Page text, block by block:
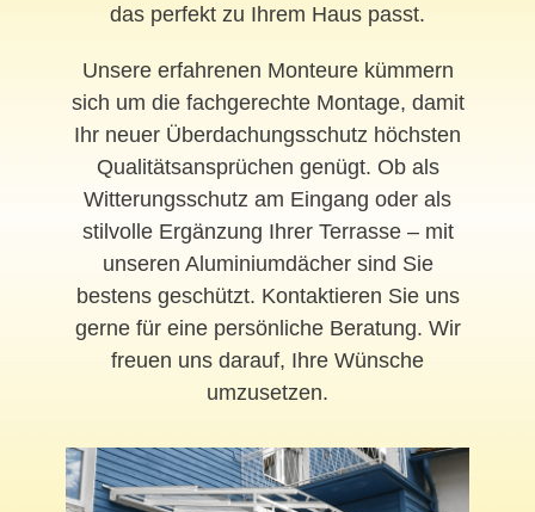
das perfekt zu Ihrem Haus passt.
Unsere erfahrenen Monteure kümmern
sich um die fachgerechte Montage, damit
Ihr neuer Überdachungsschutz höchsten
Qualitätsansprüchen genügt. Ob als
Witterungsschutz am Eingang oder als
stilvolle Ergänzung Ihrer Terrasse – mit
unseren Aluminiumdächer sind Sie
bestens geschützt. Kontaktieren Sie uns
gerne für eine persönliche Beratung. Wir
freuen uns darauf, Ihre Wünsche
umzusetzen.